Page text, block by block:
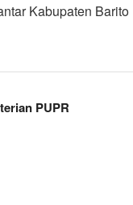
Kabupaten Barito
PUPR